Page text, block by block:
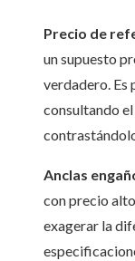
Precio de
un supuesto
verdadero.
consultando
Anclas
con precio
exagerar la